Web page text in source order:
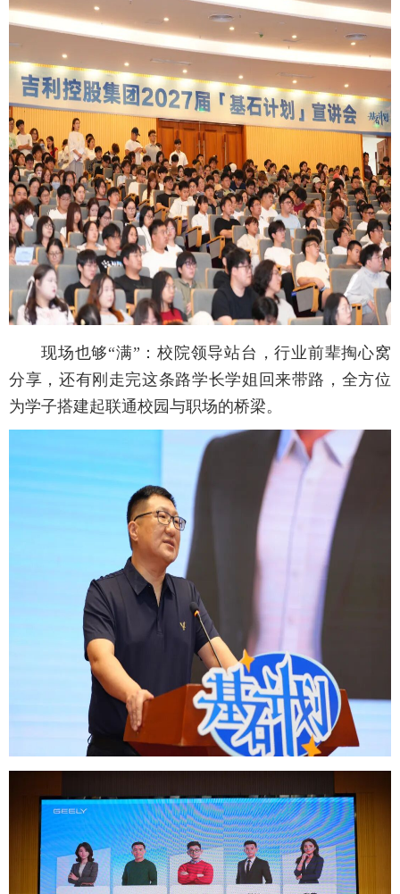
现场也够“满”：校院领导站台，行业前辈掏心窝
分享，还有刚走完这条路学长学姐回来带路，全方位
为学子搭建起联通校园与职场的桥梁。